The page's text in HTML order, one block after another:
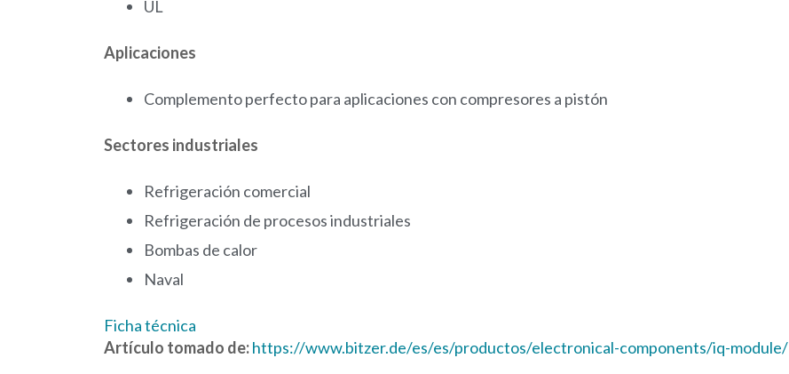
UL
Aplicaciones
Complemento perfecto para aplicaciones con compresores a pistón
Sectores industriales
Refrigeración comercial
Refrigeración de procesos industriales
Bombas de calor
Naval
Ficha técnica
Artículo tomado de:https://www.bitzer.de/es/es/productos/electronical-components/iq-module/